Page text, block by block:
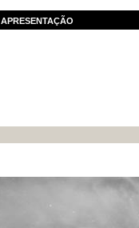
APRESENTAÇÃO